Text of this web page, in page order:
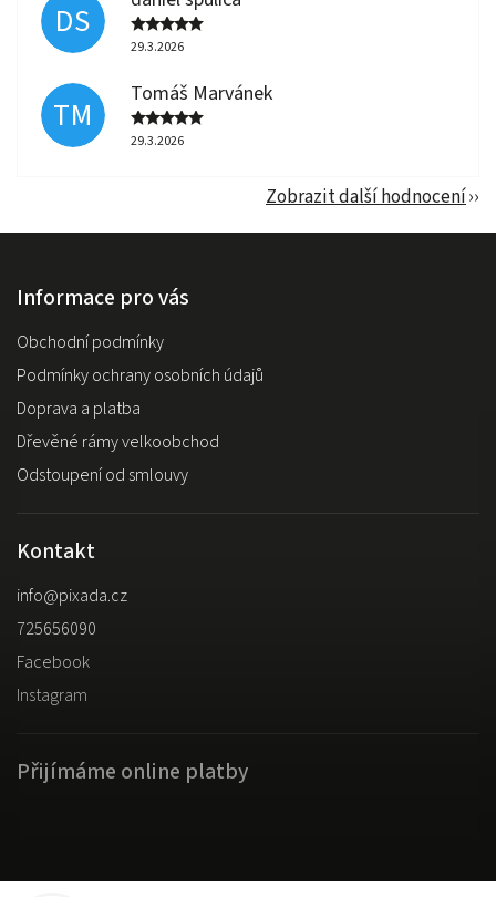
DS
29.3.2026
TM
Tomáš Marvánek
29.3.2026
Zobrazit další hodnocení
Informace pro vás
Obchodní podmínky
Podmínky ochrany osobních údajů
Doprava a platba
Dřevěné rámy velkoobchod
Odstoupení od smlouvy
Kontakt
info@pixada.cz
725656090
Facebook
Instagram
Přijímáme online platby